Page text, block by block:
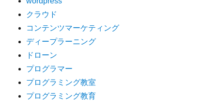
クラウド
コンテンツマーケティング
ディープラーニング
ドローン
プログラマー
プログラミング教室
プログラミング教育